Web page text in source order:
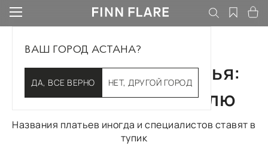
ВАШ ГОРОД АСТАНА?
ДА, ВСЕ ВЕРНО НЕТ, ДРУГОЙ ГОРОД
Какие бывают платья:
полный гид по стилю
Названия платьев иногда и специалистов ставят в
тупик